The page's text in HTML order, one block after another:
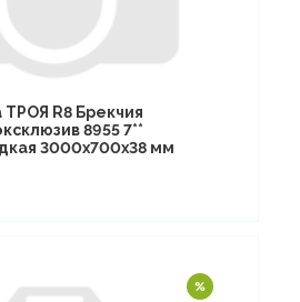
R8 Брекчия
8955 7**
3000х700х38 мм